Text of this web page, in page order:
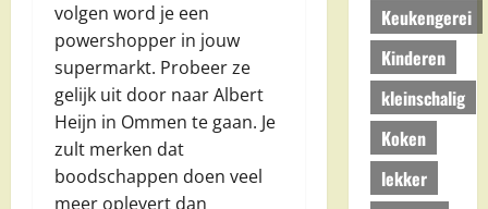
volgen word je een
powershopper in jouw
supermarkt. Probeer ze
gelijk uit door naar Albert
Heijn in Ommen te gaan. Je
zult merken dat
boodschappen doen veel
meer oplevert dan
Keukengerei
Kinderen
kleinschalig
Koken
lekker